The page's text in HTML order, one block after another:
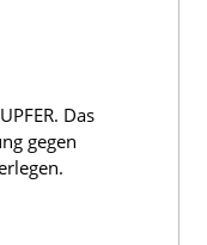
Das
gegen